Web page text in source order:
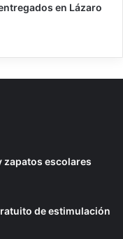
en Lázaro
zapatos escolares
de estimulación